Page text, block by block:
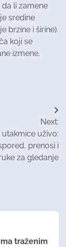
li zamene
sredine
brzine i širine).
koji se
izmene.
Next:
utakmice uživo:
prenosi i
za gledanje
traženim